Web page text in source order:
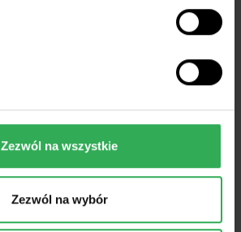
Zezwól na wszystkie
Zezwól na wybór